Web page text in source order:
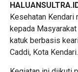
Kesehatan
kepada
katuk berbasis
Caddi, Kota Kendari.